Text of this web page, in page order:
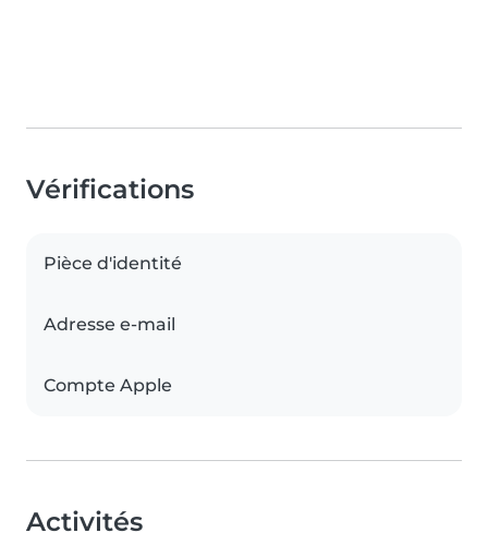
Vérifications
Pièce d'identité
Adresse e-mail
Compte Apple
Activités